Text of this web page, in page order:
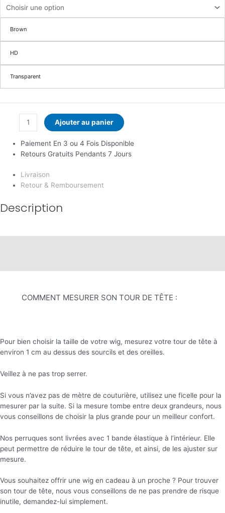
Brown
HD
Transparent
Ajouter au panier
Paiement En 3 ou 4 Fois Disponible
Retours Gratuits Pendants 7 Jours
Livraison
Retour & Remboursement
Description
COMMENT MESURER SON TOUR DE TÊTE :
Pour bien choisir la taille de votre wig, mesurez votre tour de tête à
environ 1 cm au dessus des sourcils et des oreilles.
Veillez à ne pas trop serrer.
Si vous n’avez pas de mètre de couturière, utilisez une ficelle pour la
mesurer par la suite. Si la mesure tombe entre deux grandeurs, nous
vous conseillons de choisir la plus grande pour un meilleur confort.
Nos perruques sont livrées avec 1 bande élastique à l’intérieur. Elle
peut permettre de réduire le tour de tête, et ainsi, de les ajuster sur
mesure.
Vous souhaitez offrir une wig en cadeau à un proche ? Pour trouver
son tour de tête, nous vous conseillons de ne pas prendre de risque
inutile, demandez-lui simplement.